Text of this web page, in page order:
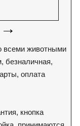
→
всеми животными
безналичная,
оплата
кнопка